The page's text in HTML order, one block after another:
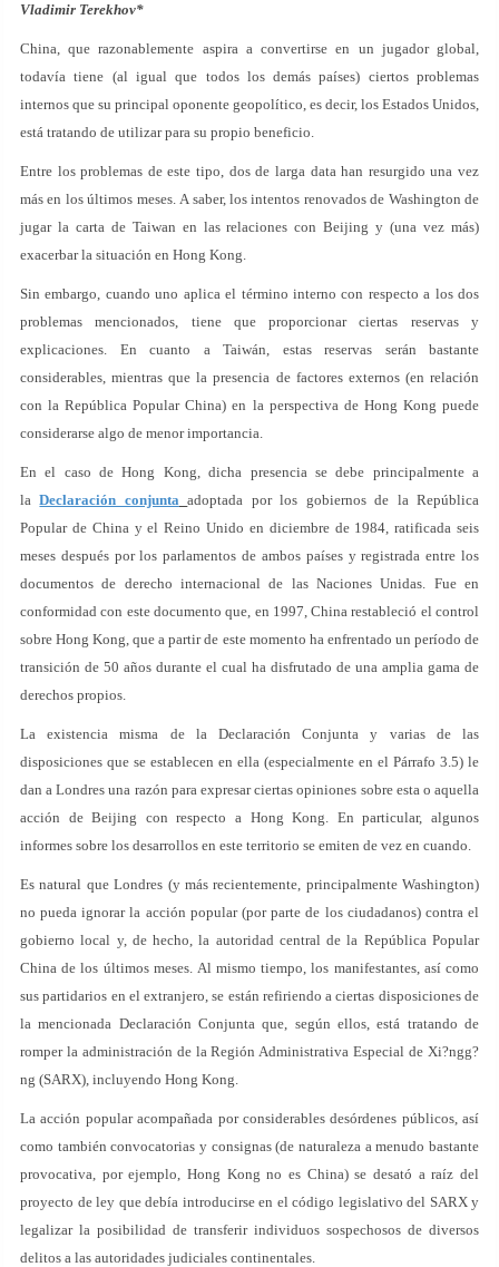
Vladimir Terekhov*
China, que razonablemente aspira a convertirse en un jugador global,
todavía tiene (al igual que todos los demás países) ciertos problemas
internos que su principal oponente geopolítico, es decir, los Estados Unidos,
está tratando de utilizar para su propio beneficio.
Entre los problemas de este tipo, dos de larga data han resurgido una vez
más en los últimos meses. A saber, los intentos renovados de Washington de
jugar la carta de Taiwan en las relaciones con Beijing y (una vez más)
exacerbar la situación en Hong Kong.
Sin embargo, cuando uno aplica el término interno con respecto a los dos
problemas mencionados, tiene que proporcionar ciertas reservas y
explicaciones. En cuanto a Taiwán, estas reservas serán bastante
considerables, mientras que la presencia de factores externos (en relación
con la República Popular China) en la perspectiva de Hong Kong puede
considerarse algo de menor importancia.
En el caso de Hong Kong, dicha presencia se debe principalmente a
laDeclaración conjunta adoptada por los gobiernos de la República
Popular de China y el Reino Unido en diciembre de 1984, ratificada seis
meses después por los parlamentos de ambos países y registrada entre los
documentos de derecho internacional de las Naciones Unidas. Fue en
conformidad con este documento que, en 1997, China restableció el control
sobre Hong Kong, que a partir de este momento ha enfrentado un período de
transición de 50 años durante el cual ha disfrutado de una amplia gama de
derechos propios.
La existencia misma de la Declaración Conjunta y varias de las
disposiciones que se establecen en ella (especialmente en el Párrafo 3.5) le
dan a Londres una razón para expresar ciertas opiniones sobre esta o aquella
acción de Beijing con respecto a Hong Kong. En particular, algunos
informes sobre los desarrollos en este territorio se emiten de vez en cuando.
Es natural que Londres (y más recientemente, principalmente Washington)
no pueda ignorar la acción popular (por parte de los ciudadanos) contra el
gobierno local y, de hecho, la autoridad central de la República Popular
China de los últimos meses. Al mismo tiempo, los manifestantes, así como
sus partidarios en el extranjero, se están refiriendo a ciertas disposiciones de
la mencionada Declaración Conjunta que, según ellos, está tratando de
romper la administración de la Región Administrativa Especial de Xi?ngg?
ng (SARX), incluyendo Hong Kong.
La acción popular acompañada por considerables desórdenes públicos, así
como también convocatorias y consignas (de naturaleza a menudo bastante
provocativa, por ejemplo, Hong Kong no es China) se desató a raíz del
proyecto de ley que debía introducirse en el código legislativo del SARX y
legalizar la posibilidad de transferir individuos sospechosos de diversos
delitos a las autoridades judiciales continentales.